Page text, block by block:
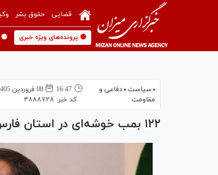
قضایی حقوق بشر
🟡 پرونده‌های ویژه خبری
سیاست دفاعی و
مقاومت
16:47
08 فروردين 1405
کد خبر: ۴۸۸۸۷۲۸
۱۲۲ بمب خوشه‌ای در استان فارس کشف و منهدم شد